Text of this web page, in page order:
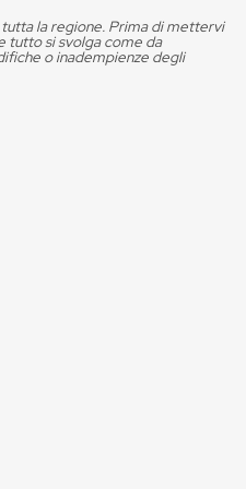
la regione. Prima di mettervi
tutto si svolga come da
o inadempienze degli